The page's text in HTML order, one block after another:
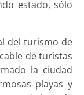
estado, sólo
del turismo de
de turistas
la ciudad
playas y